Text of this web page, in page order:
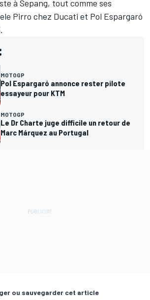
à Sepang, tout comme ses
Pirro chez Ducati et Pol Espargaró
MOTOGP
Pol Espargaró annonce rester pilote
essayeur pour KTM
MOTOGP
Le Dr Charte juge difficile un retour de
Marc Márquez au Portugal
ou sauvegarder cet article